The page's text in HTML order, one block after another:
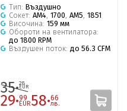
Тип: Въздушно
Сокет: AM4 1700 AM5 1851
Височина: 159 мм
Обороти на вентилатора:
до 1800 RPM
Въздушен поток: до 56.3 CFM
35·28
EUR
29·99
EUR58·66
лв.